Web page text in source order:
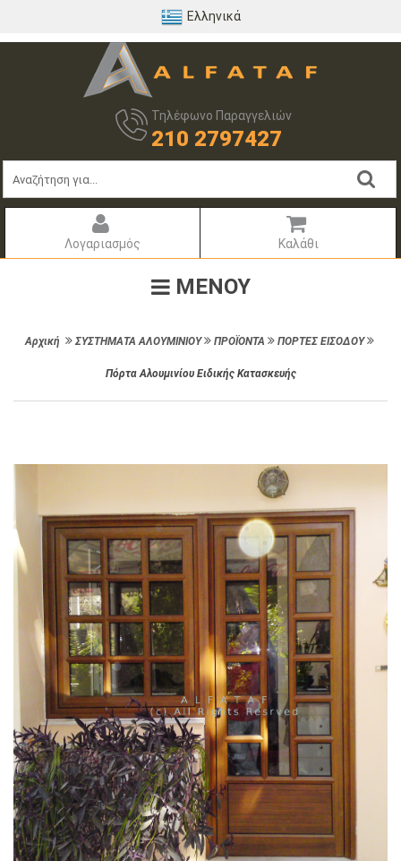
Ελληνικά
Τηλέφωνο Παραγγελιών
210 2797427
Λογαριασμός Καλάθι
ΜΕΝΟΥ
Αρχική ΣΥΣΤΗΜΑΤΑ ΑΛΟΥΜΙΝΙΟΥ ΠΡΟΪΟΝΤΑ ΠΟΡΤΕΣ ΕΙΣΟΔΟΥ
Πόρτα Αλουμινίου Ειδικής Κατασκευής